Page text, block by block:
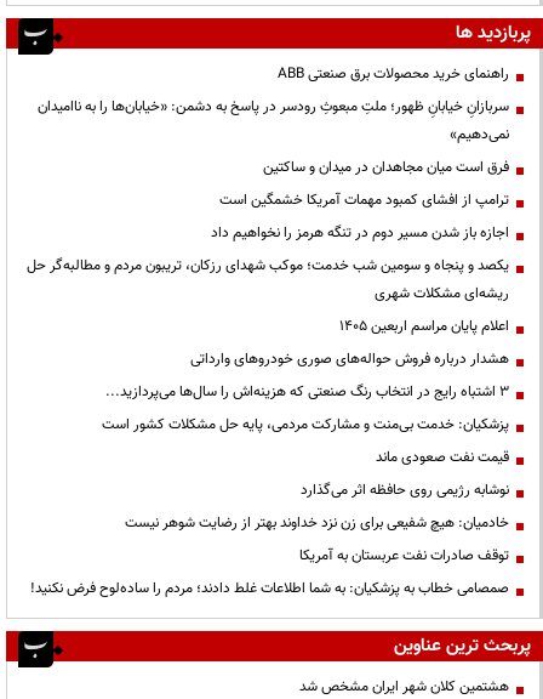
پربازدید ها
راهنمای خرید محصولات برق صنعتی ABB
سربازانِ خیابانِ ظهور؛ ملتِ مبعوثِ رودسر در پاسخ به دشمن: «خیابان‌ها را به ناامیدان
نمی‌دهیم»
فرق است میان مجاهدان در میدان و ساکتین
ترامپ از افشای کمبود مهمات آمریکا خشمگین است
اجازه باز شدن مسیر دوم در تنگه هرمز را نخواهیم داد
یکصد و پنجاه و سومین شب خدمت؛ موکب شهدای رزکان، تریبون مردم و مطالبه‌گر حل
ریشه‌ای مشکلات شهری
اعلام پایان مراسم اربعین ۱۴۰۵
هشدار درباره فروش حواله‌های صوری خودروهای وارداتی
3 اشتباه رایج در انتخاب رنگ صنعتی که هزینه‌اش را سال‌ها می‌پردازید...
پزشکیان: خدمت بی‌منت و مشارکت مردمی، پایه حل مشکلات کشور است
قیمت نفت صعودی ماند
نوشابه رژیمی روی حافظه اثر می‌گذارد
خادمیان: هیچ شفیعی برای زن نزد خداوند بهتر از رضایت شوهر نیست
توقف صادرات نفت عربستان به آمریکا
صمصامی خطاب به پزشکیان: به شما اطلاعات غلط دادند؛ مردم را ساده‌لوح فرض نکنید!
پربحث ترین عناوین
هشتمین کلان شهر ایران مشخص شد